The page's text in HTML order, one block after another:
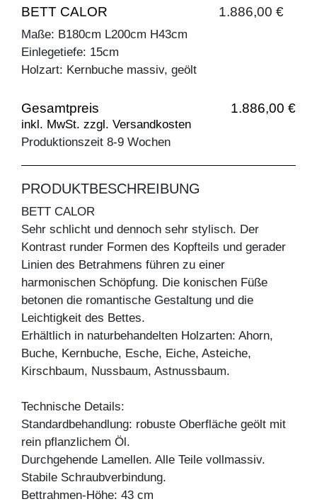
BETT CALOR 1.886,00 €
Maße: B180cm L200cm H43cm
Einlegetiefe: 15cm
Holzart: Kernbuche massiv, geölt
Gesamtpreis 1.886,00 €
inkl. MwSt. zzgl. Versandkosten
Produktionszeit 8-9 Wochen
PRODUKTBESCHREIBUNG
BETT CALOR
Sehr schlicht und dennoch sehr stylisch. Der
Kontrast runder Formen des Kopfteils und gerader
Linien des Betrahmens führen zu einer
harmonischen Schöpfung. Die konischen Füße
betonen die romantische Gestaltung und die
Leichtigkeit des Bettes.
Erhältlich in naturbehandelten Holzarten: Ahorn,
Buche, Kernbuche, Esche, Eiche, Asteiche,
Kirschbaum, Nussbaum, Astnussbaum.
Technische Details:
Standardbehandlung: robuste Oberfläche geölt mit
rein pflanzlichem Öl.
Durchgehende Lamellen. Alle Teile vollmassiv.
Stabile Schraubverbindung.
Bettrahmen-Höhe: 43 cm